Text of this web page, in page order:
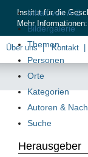
Inhalt von A-Z
Bildergalerie
Themen
Personen
Orte
Kategorien
Autoren &
Suche
Herausgeber
Institut für die
Mehr Informationen:
Über uns Kontakt